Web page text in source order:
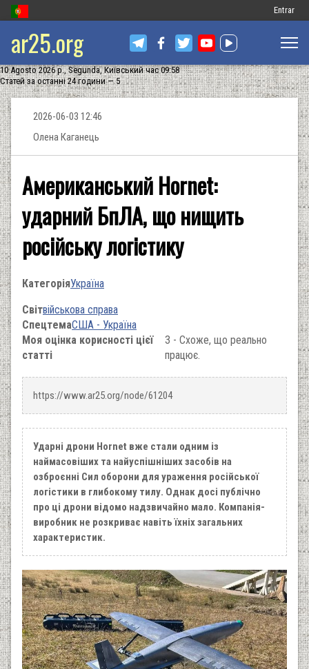
Меню
запису
Entrar
ar25.org
10 Agosto 2026 р., Segunda, Київський час 09:58
Статей за останні 24 години — 5
2026-06-03 12:46
Олена Каганець
Американський Hornet:
ударний БпЛА, що нищить
російську логістику
КатегоріяУкраїна
Світвійськова справа
СпецтемаСША - Україна
Моя оцінка корисності цієї
статті
3 - Схоже, що реально
працює.
https://www.ar25.org/node/61204
Ударні дрони Hornet вже стали одним із
наймасовіших та найуспішніших засобів на
озброєнні Сил оборони для ураження російської
логістики в глибокому тилу. Однак досі публічно
про ці дрони відомо надзвичайно мало. Компанія-
виробник не розкриває навіть їхніх загальних
характеристик.